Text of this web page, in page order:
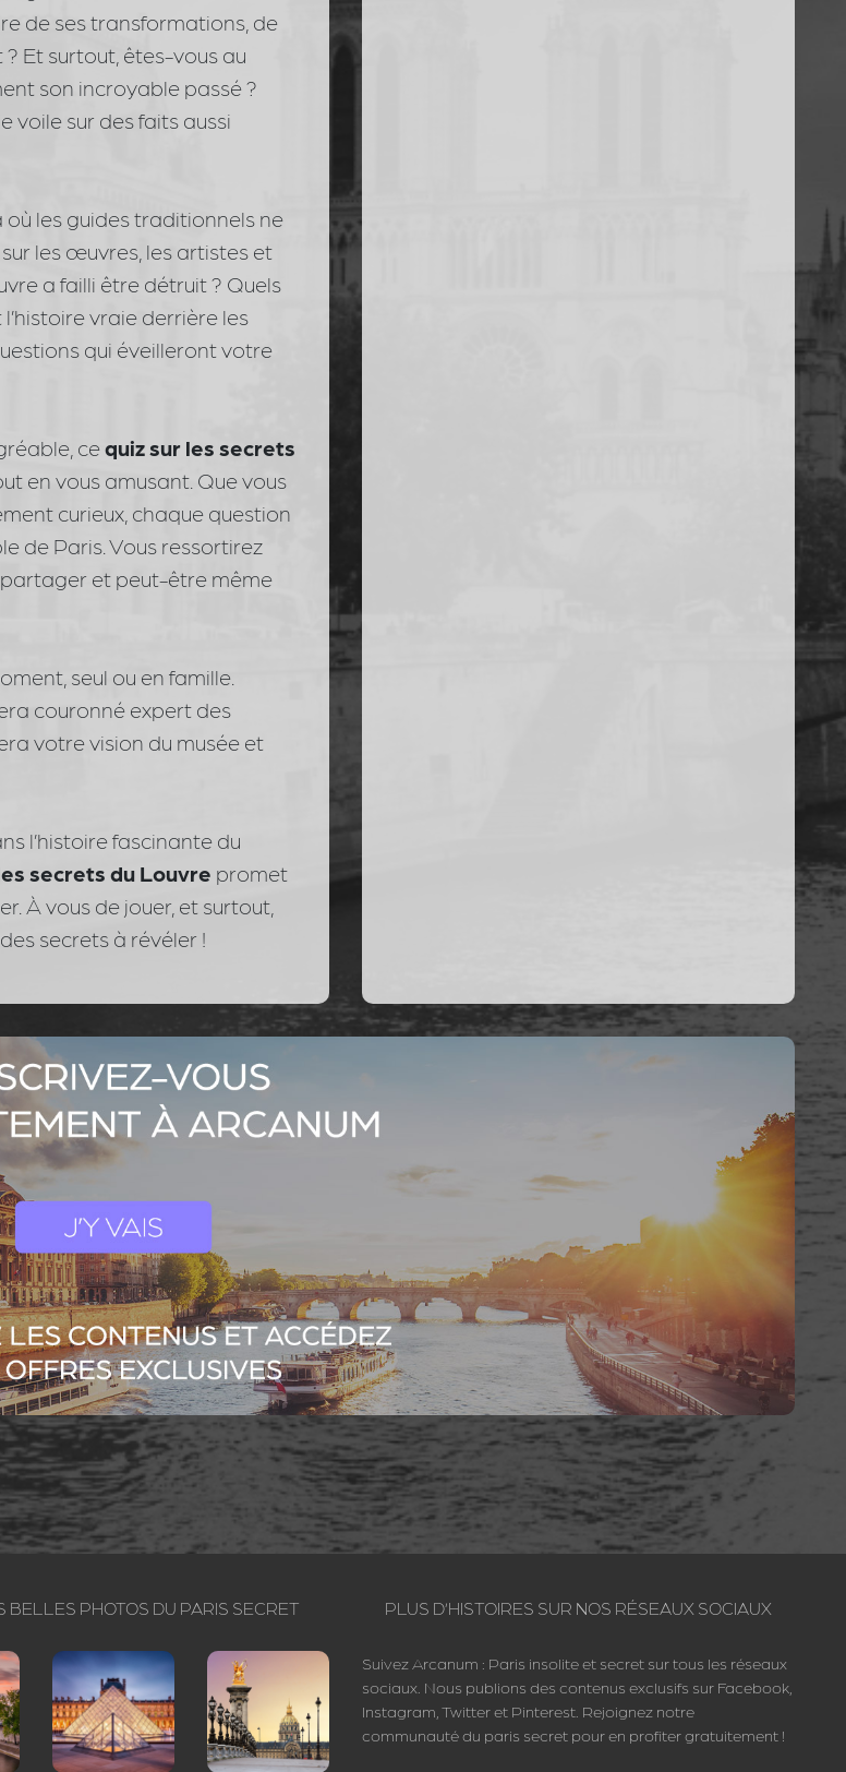
de ses transformations, de
Et surtout, êtes-vous au
son incroyable passé ?
voile sur des faits aussi
où les guides traditionnels ne
les œuvres, les artistes et
a failli être détruit ? Quels
vraie derrière les
qui éveilleront votre
cequiz sur les secrets
en vous amusant. Que vous
curieux, chaque question
de Paris. Vous ressortirez
et peut-être même
seul ou en famille.
couronné expert des
votre vision du musée et
l’histoire fascinante du
secrets du Louvre promet
À vous de jouer, et surtout,
secrets à révéler !
BELLES PHOTOS DU PARIS SECRET PLUS D’HISTOIRES SUR NOS RÉSEAUX SOCIAUX
Suivez Arcanum : Paris insolite et secret sur tous les réseaux
sociaux. Nous publions des contenus exclusifs sur Facebook,
Instagram, Twitter et Pinterest. Rejoignez notre
communauté du paris secret pour en profiter gratuitement !